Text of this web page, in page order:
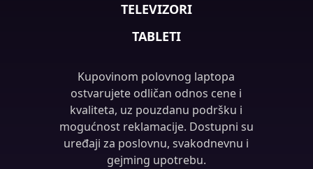
TELEVIZORI
TABLETI
Kupovinom polovnog laptopa
ostvarujete odličan odnos cene i
kvaliteta, uz pouzdanu podršku i
mogućnost reklamacije. Dostupni su
uređaji za poslovnu, svakodnevnu i
gejming upotrebu.